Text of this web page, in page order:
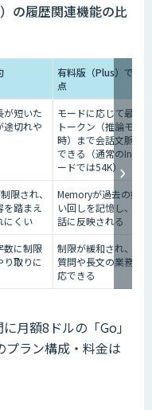
の履歴関連機能の比
有料版（Plus）での
点
が短いた
途切れや
モードに応じて最大
トークン（推論モード
時）まで会話文脈を
できる（通常の
ードでは54K）
限され、
踏まえ
にくい
Memoryが過去の好み
い回しを記憶し、次
話に反映される
数に制限
り取りに
制限が緩和され、大
質問や長文の業務に
応できる
月額8ドルの「Go」
プラン構成・料金は